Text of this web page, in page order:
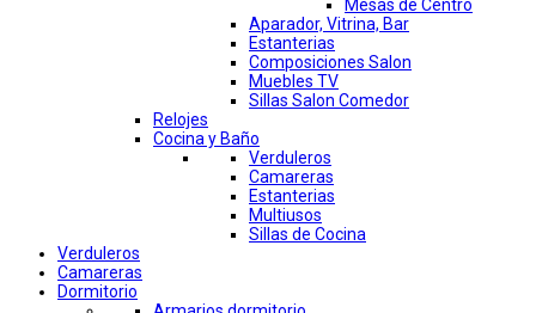
Mesas de Centro
Aparador, Vitrina, Bar
Estanterias
Composiciones Salon
Muebles TV
Sillas Salon Comedor
Relojes
Cocina y Baño
Verduleros
Camareras
Estanterias
Multiusos
Sillas de Cocina
Verduleros
Camareras
Dormitorio